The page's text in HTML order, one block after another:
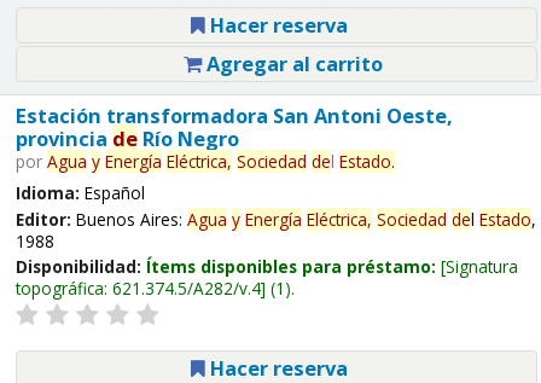
Hacer reserva
Agregar al carrito
Estación transformadora San Antoni Oeste,
provincia deRío Negro
por Agua y Energía Eléctrica, Sociedad del Estado.
Idioma: Español
Editor: Buenos Aires: Agua y Energía Eléctrica, Sociedad del Estado,
1988
Disponibilidad: Ítems disponibles para préstamo: Signatura
topográfica: 621.374.5/A282/v.4 (1).
Hacer reserva